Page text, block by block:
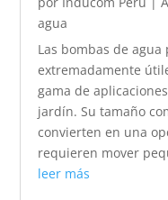
agua
Las bombas de
extremadamente
gama de
jardín. Su tamaño
convierten en una
requieren mover
leer más